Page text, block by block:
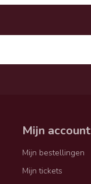
Mijn account
Mijn bestellingen
Mijn tickets